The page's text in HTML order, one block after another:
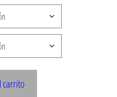
carrito